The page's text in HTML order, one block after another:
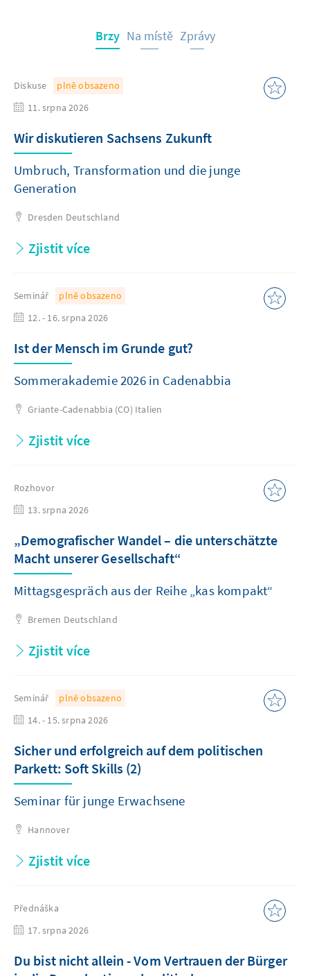
Brzy Na místě Zprávy
Diskuse
plně obsazeno
11. srpna 2026
Wir diskutieren Sachsens Zukunft
Umbruch, Transformation und die junge
Generation
Dresden Deutschland
Zjistit více
Seminář
plně obsazeno
12. - 16. srpna 2026
Ist der Mensch im Grunde gut?
Sommerakademie 2026 in Cadenabbia
Griante-Cadenabbia (CO) Italien
Zjistit více
Rozhovor
13. srpna 2026
„Demografischer Wandel – die unterschätzte
Macht unserer Gesellschaft“
Mittagsgespräch aus der Reihe „kas kompakt“
Bremen Deutschland
Zjistit více
Seminář
plně obsazeno
14. - 15. srpna 2026
Sicher und erfolgreich auf dem politischen
Parkett: Soft Skills (2)
Seminar für junge Erwachsene
Hannover
Zjistit více
Přednáška
17. srpna 2026
Du bist nicht allein - Vom Vertrauen der Bürger